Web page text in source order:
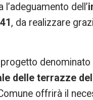
dell’
, da realizzare
denominato
delle terrazze
offrirà il